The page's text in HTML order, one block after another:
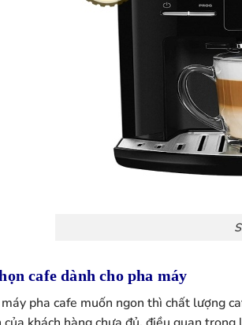
cafe dành cho pha máy
pha cafe muốn ngon thì chất lượng